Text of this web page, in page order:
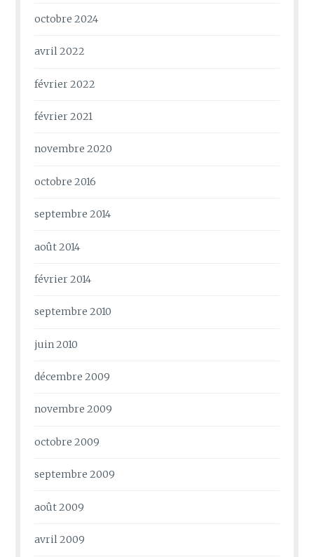
octobre 2024
avril 2022
février 2022
février 2021
novembre 2020
octobre 2016
septembre 2014
août 2014
février 2014
septembre 2010
juin 2010
décembre 2009
novembre 2009
octobre 2009
septembre 2009
août 2009
avril 2009